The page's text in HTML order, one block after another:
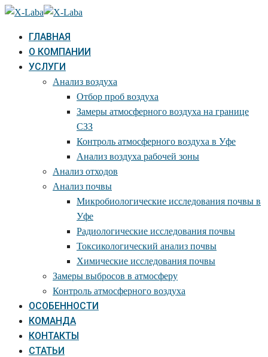
ГЛАВНАЯ
О КОМПАНИИ
УСЛУГИ
Анализ воздуха
Отбор проб воздуха
Замеры атмосферного воздуха на границе
СЗЗ
Контроль атмосферного воздуха в Уфе
Анализ воздуха рабочей зоны
Анализ отходов
Анализ почвы
Микробиологические исследования почвы в
Уфе
Радиологические исследования почвы
Токсикологический анализ почвы
Химические исследования почвы
Замеры выбросов в атмосферу
Контроль атмосферного воздуха
ОСОБЕННОСТИ
КОМАНДА
КОНТАКТЫ
СТАТЬИ